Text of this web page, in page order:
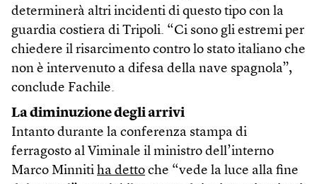
determinerà altri incidenti di questo tipo con la
guardia costiera di Tripoli. “Ci sono gli estremi per
chiedere il risarcimento contro lo stato italiano che
non è intervenuto a difesa della nave spagnola”,
conclude Fachile.
La diminuzione degli arrivi
Intanto durante la conferenza stampa di
ferragosto al Viminale il ministro dell’interno
Marco Minniti ha detto che “vede la luce alla fine